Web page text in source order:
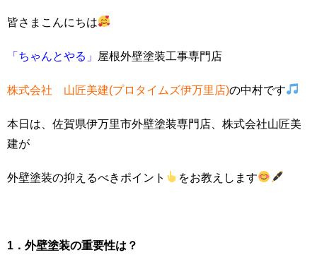
皆さまこんにちは
「ちゃんとやる」 屋根外壁塗装工事専門店
株式会社 山匠美建(プロタイムズ伊万里店)の中村です
本日は、佐賀県伊万里市外壁塗装専門店、株式会社山匠美
建が
外壁塗装の抑えるべきポイント をお教えします
1．外壁塗装の重要性は？